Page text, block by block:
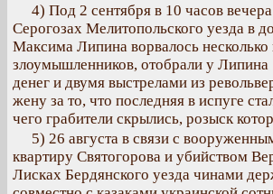
4) Под 2 сентября в 10 часов
Серогозах Мелитопольского уезда в
Максима Липина ворвалось
злоумышленников, отобрали у Липина
денег и двумя выстрелами из
жену за то, что последняя в испуге
чего грабители скрылись, розыск
5) 26 августа в связи с
квартиру Святогорова и убийством
Лисках Бердянского уезда чинами